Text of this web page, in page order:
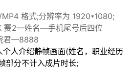
格式;分辨率为 1920*1080;
赛2—姓名—手机尾号后四位
君—8888
人介绍静帧画面(姓名，职业经历
部分不计入成片时长;